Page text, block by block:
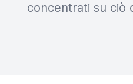
concentrati su ciò